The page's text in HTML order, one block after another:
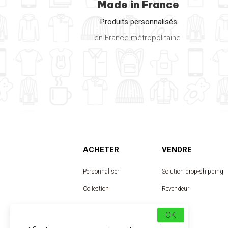
Made in France
Produits personnalisés
en France métropolitaine.
ACHETER
Personnaliser
Collection
VENDRE
Solution drop-shipping
Revendeur
OK